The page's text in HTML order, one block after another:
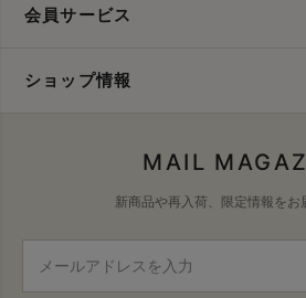
会員サービス
ショップ情報
MAIL
新商品や再入荷、限定情報をお